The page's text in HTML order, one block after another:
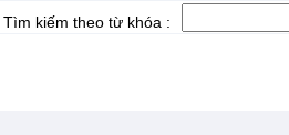
Tìm kiếm theo từ khóa :